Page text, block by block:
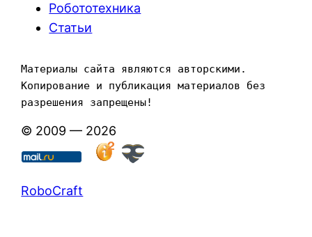
Робототехника
Статьи
Материалы сайта являются авторскими.
Копирование и публикация материалов без
разрешения запрещены!
© 2009 — 2026
RoboCraft